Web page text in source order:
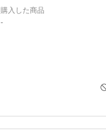
購入した商品
-